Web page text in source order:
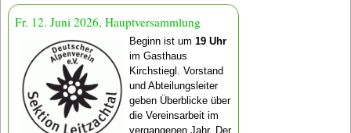
Fr. 12. Juni 2026, Hauptversammlung
Beginn ist um19 Uhr
im Gasthaus
Kirchstiegl. Vorstand
und Abteilungs­leiter
geben Überblicke über
die Vereins­arbeit im
vergangenen Jahr. Der